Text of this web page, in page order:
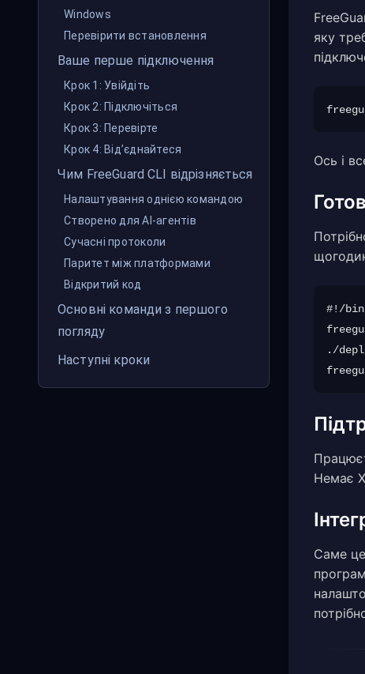
Windows
Перевірити встановлення
Ваше перше підключення
Крок 1: Увійдіть
Крок 2: Підключіться
Крок 3: Перевірте
Крок 4: Від’єднайтеся
Чим FreeGuard CLI відрізняється
Налаштування однією командою
Створено для AI-агентів
Сучасні протоколи
Паритет між платформами
Відкритий код
Основні команди з першого
погляду
Наступні кроки
яку
Ось і
#!/
./
Немає
Саме це